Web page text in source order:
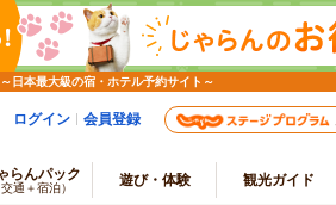
日本最大級の宿・ホテル予約サイト～
ログイン 会員登録
らんパック
通＋宿泊） 遊び・体験 観光ガイド